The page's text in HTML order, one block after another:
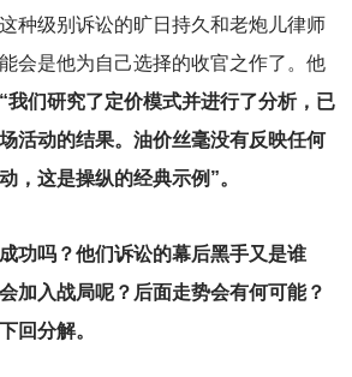
种级别诉讼的旷日持久和老炮儿律师
会是他为自己选择的收官之作了。他
我们研究了定价模式并进行了分析，已
活动的结果。油价丝毫没有反映任何
，这是操纵的经典示例”。
功吗？他们诉讼的幕后黑手又是谁
加入战局呢？后面走势会有何可能？
回分解。